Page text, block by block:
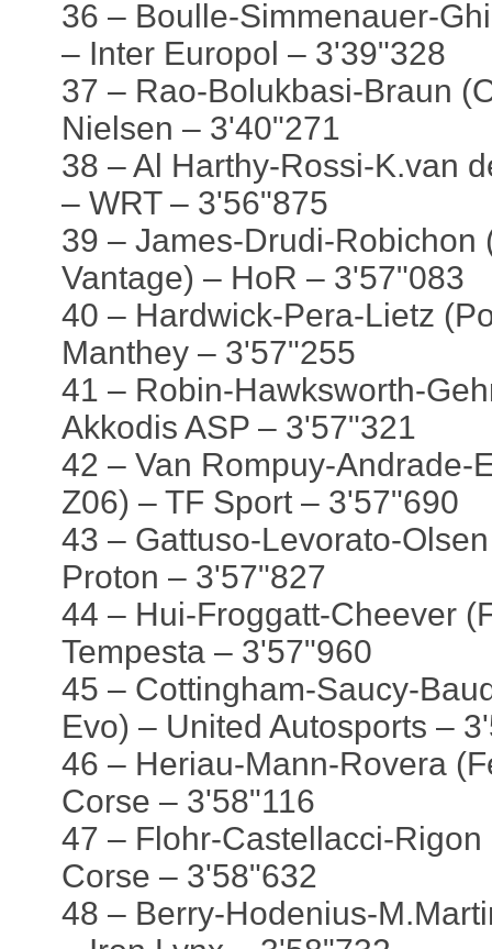
36 – Boulle-Simmenauer-
– Inter Europol – 3'39"328
37 – Rao-Bolukbasi-Braun
Nielsen – 3'40"271
38 – Al Harthy-Rossi-K.van
– WRT – 3'56"875
39 – James-Drudi-Robichon
Vantage) – HoR – 3'57"083
40 – Hardwick-Pera-Lietz
Manthey – 3'57"255
41 – Robin-Hawksworth-
Akkodis ASP – 3'57"321
42 – Van Rompuy-Andrade-
Z06) – TF Sport – 3'57"690
43 – Gattuso-Levorato-
Proton – 3'57"827
44 – Hui-Froggatt-Cheever
Tempesta – 3'57"960
45 – Cottingham-Saucy-
Evo) – United Autosports –
46 – Heriau-Mann-Rovera
Corse – 3'58"116
47 – Flohr-Castellacci-Rigon
Corse – 3'58"632
48 – Berry-Hodenius-